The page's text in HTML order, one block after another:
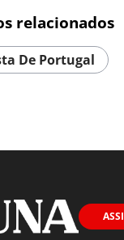
relacionados
De Portugal